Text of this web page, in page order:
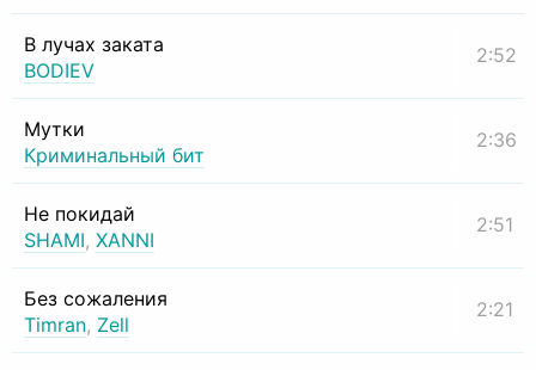
В лучах заката
BODIEV
2:52
Мутки
Криминальный бит
2:36
Не покидай
SHAMI, XANNI
2:51
Без сожаления
Timran, Zell
2:21